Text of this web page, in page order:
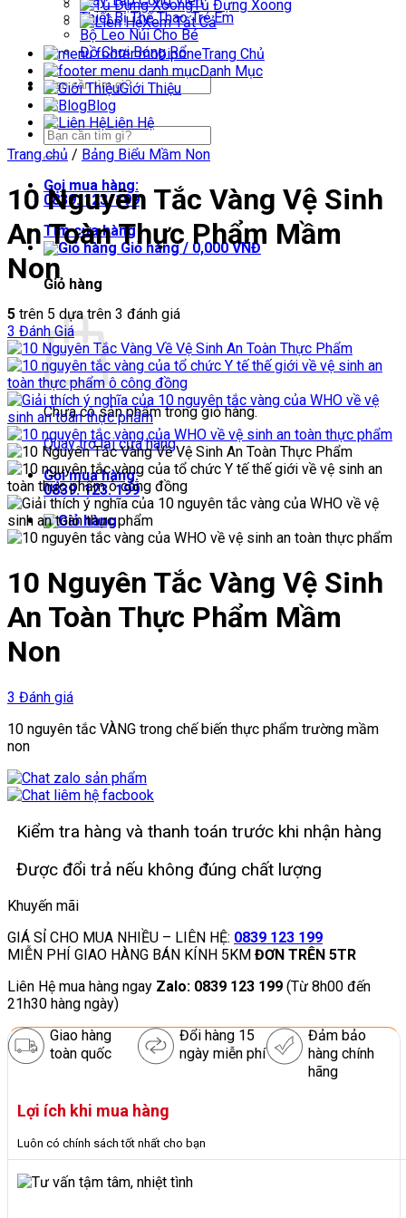
Thiết Bị Thể Thao Trẻ Em
Bộ Leo Núi Cho Bé
Đồ Chơi Bóng Rổ
Tìm
kiếm:
Tìm
kiếm:
Gọi mua hàng:
0839. 123. 199
Tìm cửa hàng
Giỏ hàng / 0,000VNĐ
Giỏ hàng
Chưa có sản phẩm trong giỏ hàng.
Quay trở lại cửa hàng
Gọi mua hàng:
0839. 123. 199
Tủ Đựng Xoong
Xem Tất Cả
Trang Chủ
Danh Mục
Giới Thiệu
Blog
Liên Hệ
Trang chủ / Bảng Biểu Mầm Non
10 Nguyên Tắc Vàng Vệ Sinh
An Toàn Thực Phẩm Mầm
Non
5 trên 5 dựa trên 3 đánh giá
3 Đánh Giá
10 Nguyên Tắc Vàng Vệ Sinh
An Toàn Thực Phẩm Mầm
Non
3 Đánh giá
10 nguyên tắc VÀNG trong chế biến thực phẩm trường mầm
non
Kiểm tra hàng và thanh toán trước khi nhận hàng
Được đổi trả nếu không đúng chất lượng
Khuyến mãi
GIÁ SỈ CHO MUA NHIỀU – LIÊN HỆ: 0839 123 199
MIỄN PHÍ GIAO HÀNG BÁN KÍNH 5KM ĐƠN TRÊN 5TR
Liên Hệ mua hàng ngay Zalo: 0839 123 199 (Từ 8h00 đến
21h30 hàng ngày)
Giao hàng
toàn quốc
Đổi hàng 15
ngày miễn phí
Đảm bảo
hàng chính
hãng
Lợi ích khi mua hàng
Luôn có chính sách tốt nhất cho bạn